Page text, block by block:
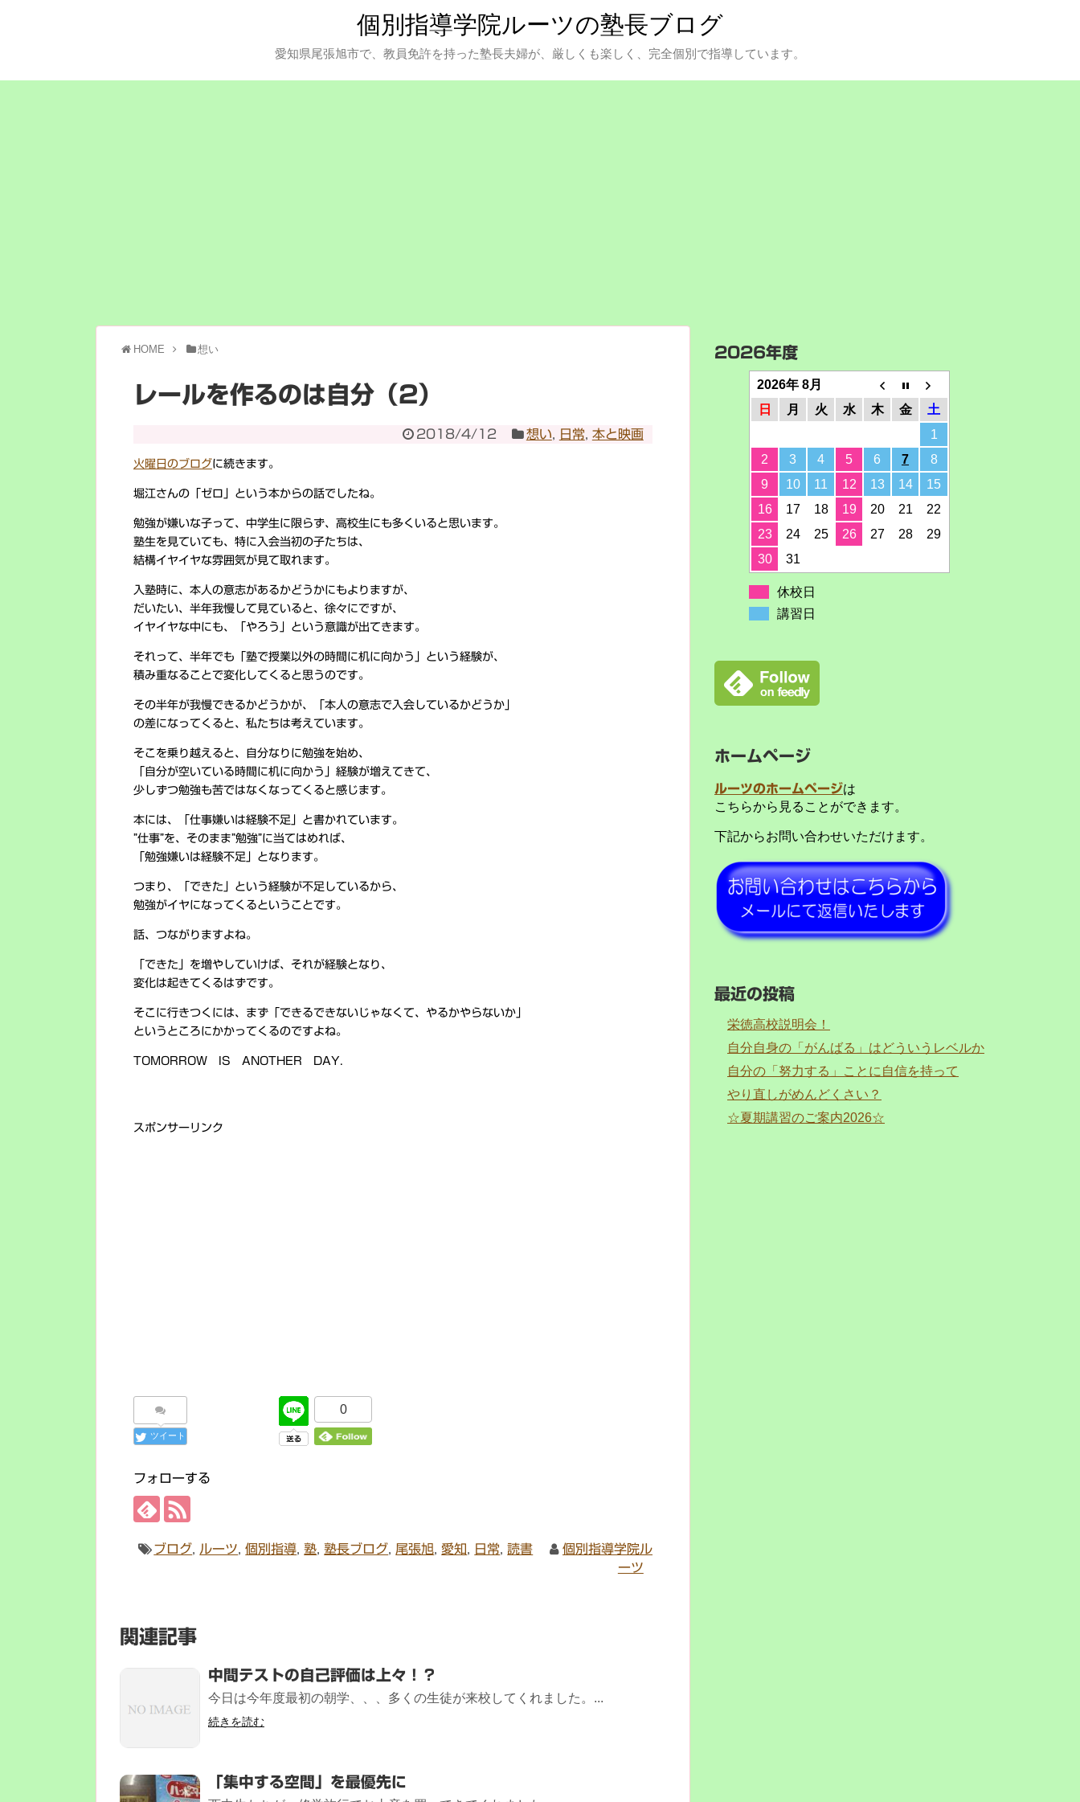
個別指導学院ルーツの塾長ブログ
愛知県尾張旭市で、教員免許を持った塾長夫婦が、厳しくも楽しく、完全個別で指導しています。
HOME 想い
レールを作るのは自分（2）
2018/4/12 想い 日常 本と映画
火曜日のブログに続きます。
堀江さんの「ゼロ」という本からの話でしたね。
勉強が嫌いな子って、中学生に限らず、高校生にも多くいると思います。
塾生を見ていても、特に入会当初の子たちは、
結構イヤイヤな雰囲気が見て取れます。
入塾時に、本人の意志があるかどうかにもよりますが、
だいたい、半年我慢して見ていると、徐々にですが、
イヤイヤな中にも、「やろう」という意識が出てきます。
それって、半年でも「塾で授業以外の時間に机に向かう」という経験が、
積み重なることで変化してくると思うのです。
その半年が我慢できるかどうかが、「本人の意志で入会しているかどうか」
の差になってくると、私たちは考えています。
そこを乗り越えると、自分なりに勉強を始め、
「自分が空いている時間に机に向かう」経験が増えてきて、
少しずつ勉強も苦ではなくなってくると感じます。
本には、「仕事嫌いは経験不足」と書かれています。
”仕事”を、そのまま”勉強”に当てはめれば、
「勉強嫌いは経験不足」となります。
つまり、「できた」という経験が不足しているから、
勉強がイヤになってくるということです。
話、つながりますよね。
「できた」を増やしていけば、それが経験となり、
変化は起きてくるはずです。
そこに行きつくには、まず「できるできないじゃなくて、やるかやらないか」
というところにかかってくるのですよね。
TOMORROW IS ANOTHER DAY.
スポンサーリンク
ツイート
0
フォローする
ブログ ルーツ ,個別指導 ,塾 ,塾長ブログ 尾張旭 愛知 日常 ,読書
個別指導学院ル
ーツ
関連記事
中間テストの自己評価は上々！？
今日は今年度最初の朝学、、、多くの生徒が来校してくれました。...
続きを読む
「集中する空間」を最優先に
2026年度
2026年 8月
日
月 火 水 木 金
土
1
2
3 4 5 6 7
8
9
10 11 12 13 14
15
16
17 18 19 20 21
22
23
24 25 26 27 28
29
30
31
休校日
講習日
ホームページ
ルーツのホームページは
こちらから見ることができます。
下記からお問い合わせいただけます。
最近の投稿
栄徳高校説明会！
自分自身の「がんばる」はどういうレベルか
自分の「努力する」ことに自信を持って
やり直しがめんどくさい？
☆夏期講習のご案内2026☆